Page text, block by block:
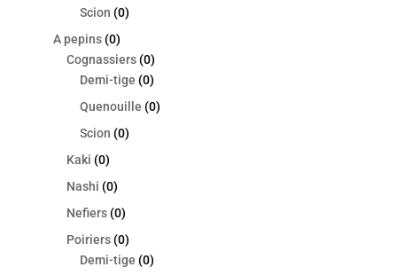
Scion (0)
A pepins (0)
Cognassiers (0)
Demi-tige (0)
Quenouille (0)
Scion (0)
Kaki (0)
Nashi (0)
Nefiers (0)
Poiriers (0)
Demi-tige (0)